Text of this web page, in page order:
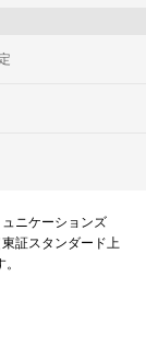
ニケーションズ
証スタンダード上